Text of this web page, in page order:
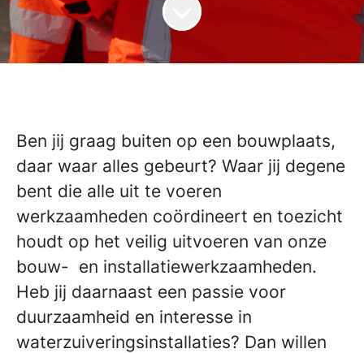
Ben jij graag buiten op een bouwplaats,
daar waar alles gebeurt? Waar jij degene
bent die alle uit te voeren
werkzaamheden coördineert en toezicht
houdt op het veilig uitvoeren van onze
bouw- en installatiewerkzaamheden.
Heb jij daarnaast een passie voor
duurzaamheid en interesse in
waterzuiveringsinstallaties? Dan willen